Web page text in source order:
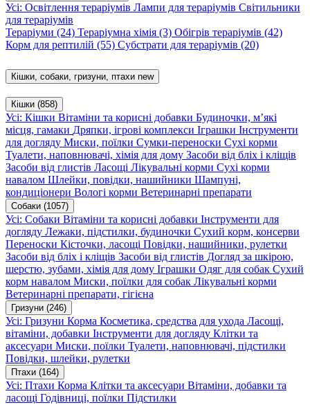
Усі: Освітлення тераріумів Лампи для тераріумів Світильники
для тераріумів
Тераріуми (24) Тераріумна хімія (3) Обігрів тераріумів (42)
Корм для рептилій (55) Субстрати для тераріумів (20)
Кішки, собаки, гризуни, птахи new
Кішки (858)
Усі: Кішки Вітаміни та корисні добавки Будиночки, м’які
місця, гамаки Дряпки, ігрові комплекси Іграшки Інструменти
для догляду Миски, поїлки Сумки-переноски Сухі корми
Туалети, наповнювачі, хімія для дому Засоби від бліх і кліщів
Засоби від глистів Ласощі Лікувальні корми Сухі корми
навалом Шлейки, повідки, нашийники Шампуні,
кондиціонери Вологі корми Ветеринарні препарати
Собаки (1057)
Усі: Собаки Вітаміни та корисні добавки Інструменти для
догляду Лежаки, підстилки, будиночки Сухий корм, консерви
Переноски Кісточки, ласощі Повідки, нашийники, рулетки
Засоби від бліх і кліщів Засоби від глистів Догляд за шкірою,
шерстю, зубами, хімія для дому Іграшки Одяг для собак Сухий
корм навалом Миски, поїлки для собак Лікувальні корми
Ветеринарні препарати, гігієна
Гризуни (246)
Усі: Гризуни Корма Косметика, средства для ухода Ласощі,
вітаміни, добавки Інструменти для догляду Клітки та
аксесуари Миски, поїлки Туалети, наповнювачі, підстилки
Повідки, шлейки, рулетки
Птахи (164)
Усі: Птахи Корма Клітки та аксесуари Вітаміни, добавки та
ласощі Годівниці, поїлки Підстилки